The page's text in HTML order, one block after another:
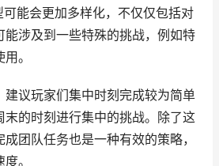
能会更加多样化，不仅仅包括对
能涉及到一些特殊的挑战，例如特
。
建议玩家们集中时刻完成较为简单
末的时刻进行集中的挑战。除了这
团队任务也是一种有效的策略，
。